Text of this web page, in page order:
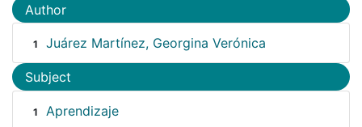
Author
1 Juárez Martínez, Georgina Verónica
Subject
1 Aprendizaje